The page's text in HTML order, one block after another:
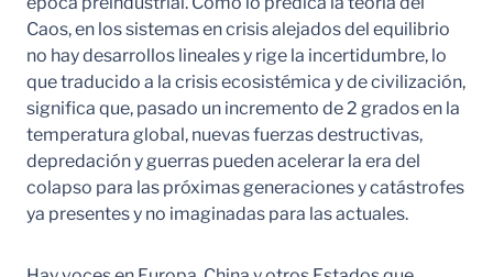
Caos, en los sistemas en crisis alejados del equilibrio
no hay desarrollos lineales y rige la incertidumbre, lo
que traducido a la crisis ecosistémica y de civilización,
significa que, pasado un incremento de 2 grados en la
temperatura global, nuevas fuerzas destructivas,
depredación y guerras pueden acelerar la era del
colapso para las próximas generaciones y catástrofes
ya presentes y no imaginadas para las actuales.